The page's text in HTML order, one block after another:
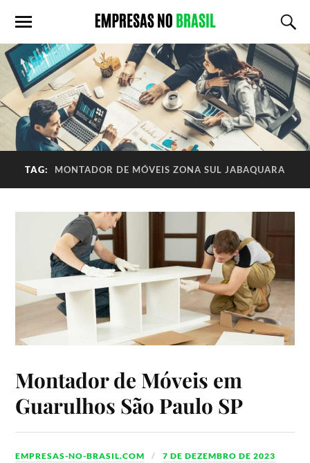
TAG: MONTADOR DE MÓVEIS ZONA SUL JABAQUARA
Montador de Móveis em
Guarulhos São Paulo SP
EMPRESAS-NO-BRASIL.COM 7 DE DEZEMBRO DE 2023